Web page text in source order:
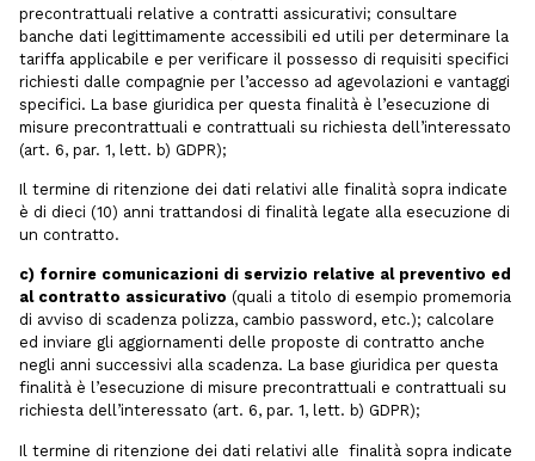
precontrattuali relative a contratti assicurativi; consultare
banche dati legittimamente accessibili ed utili per determinare la
tariffa applicabile e per verificare il possesso di requisiti specifici
richiesti dalle compagnie per l’accesso ad agevolazioni e vantaggi
specifici. La base giuridica per questa finalità è l’esecuzione di
misure precontrattuali e contrattuali su richiesta dell’interessato
(art. 6, par. 1, lett. b) GDPR);
Il termine di ritenzione dei dati relativi alle finalità sopra indicate
è di dieci (10) anni trattandosi di finalità legate alla esecuzione di
un contratto.
c) fornire comunicazioni di servizio relative al preventivo ed
al contratto assicurativo (quali a titolo di esempio promemoria
di avviso di scadenza polizza, cambio password, etc.); calcolare
ed inviare gli aggiornamenti delle proposte di contratto anche
negli anni successivi alla scadenza. La base giuridica per questa
finalità è l’esecuzione di misure precontrattuali e contrattuali su
richiesta dell’interessato (art. 6, par. 1, lett. b) GDPR);
Il termine di ritenzione dei dati relativi alle finalità sopra indicate